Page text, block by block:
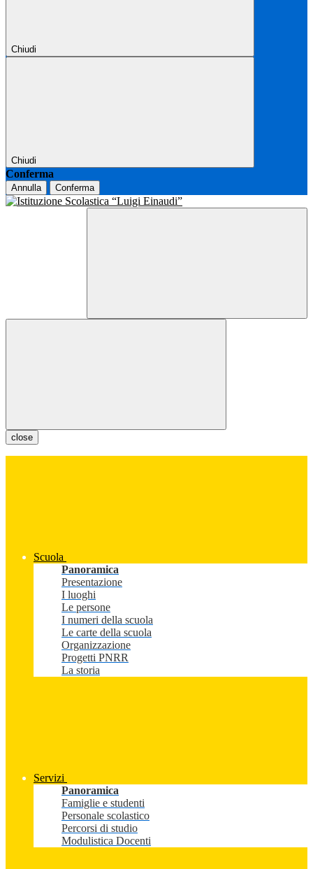
Chiudi
Chiudi
Conferma
Annulla Conferma
close
Scuola
Panoramica
Presentazione
I luoghi
Le persone
I numeri della scuola
Le carte della scuola
Organizzazione
Progetti PNRR
La storia
Servizi
Panoramica
Famiglie e studenti
Personale scolastico
Percorsi di studio
Modulistica Docenti